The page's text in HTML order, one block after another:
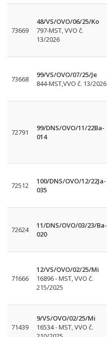
73669
48/VS/OVO/06/25/Ko
797-MST, VVO č.
13/2026
73668
99/VS/OVO/07/25/Je
844-MST,VVO č. 13/2026
72791
99/DNS/OVO/11/22Ba-
014
72512
100/DNS/OVO/12/22Ja-
035
72624
11/DNS/OVO/03/23/Ba-
020
71666
12/VS/OVO/02/25/Mi
16896 - MST, VVO č.
215/2025
71439
9/VS/OVO/02/25/Mi
16534 - MST, VVO č.